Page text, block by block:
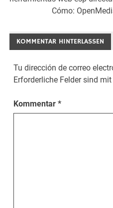
Navigation
Cómo:
KOMMENTAR HINTERLASSEN
Tu dirección de correo
Erforderliche Felder sind
Kommentar*